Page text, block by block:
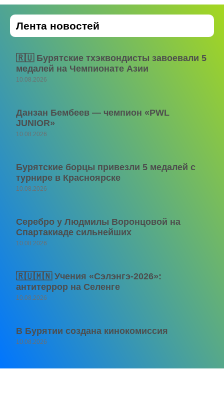
Лента новостей
🇷🇺 Бурятские тхэквондисты завоевали 5
медалей на Чемпионате Азии
10.08.2026
Данзан Бембеев — чемпион «PWL
JUNIOR»
10.08.2026
Бурятские борцы привезли 5 медалей с
турнире в Красноярске
10.08.2026
Серебро у Людмилы Воронцовой на
Спартакиаде сильнейших
10.08.2026
🇷🇺🇲🇳 Учения «Сэлэнгэ-2026»:
антитеррор на Селенге
10.08.2026
В Бурятии создана кинокомиссия
10.08.2026